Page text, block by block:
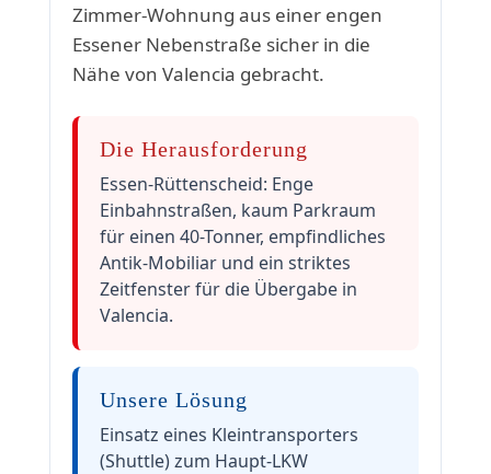
Zimmer-Wohnung aus einer engen
Essener Nebenstraße sicher in die
Nähe von Valencia gebracht.
Die Herausforderung
Essen-Rüttenscheid: Enge
Einbahnstraßen, kaum Parkraum
für einen 40-Tonner, empfindliches
Antik-Mobiliar und ein striktes
Zeitfenster für die Übergabe in
Valencia.
Unsere Lösung
Einsatz eines Kleintransporters
(Shuttle) zum Haupt-LKW